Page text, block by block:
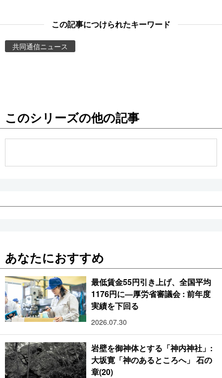
東京
この記事につけられたキーワード
共同通信ニュース
このシリーズの他の記事
あなたにおすすめ
最低賃金55円引き上げ、全国平均
1176円に―厚労省審議会 : 前年度
実績を下回る
2026.07.30
岩壁を御神体とする「神内神社」:
大坂寛「神のあるところへ」 石の
章(20)